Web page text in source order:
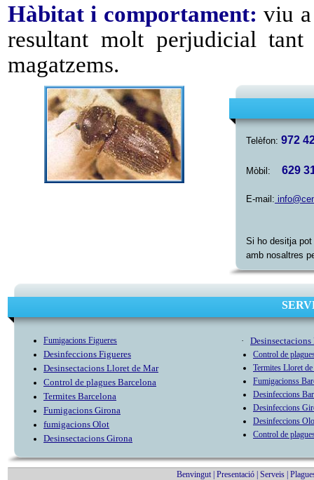
Hàbitat i comportament: viu
resultant molt perjudicial
magatzems.
Telèfon: 972
Mòbil: 629
E-mail:
Si ho desitja
amb nosaltres
Fumigacions Figueres
Desinfeccions Figueres
Desinsectacions Lloret de Mar
Control de plagues Barcelona
Termites Barcelona
Fumigacions Girona
fumigacions Olot
Desinsectacions Girona
· Desinsectacions
Control de plag
Termites Lloret
Fumigacionss
Desinfeccions
Desinfeccions
Desinfeccions
Control de
Benvingut| Presentació Serveis